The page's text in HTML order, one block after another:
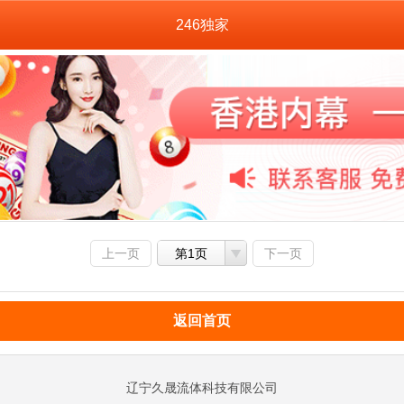
246独家
上一页 第1页 下一页
返回首页
辽宁久晟流体科技有限公司